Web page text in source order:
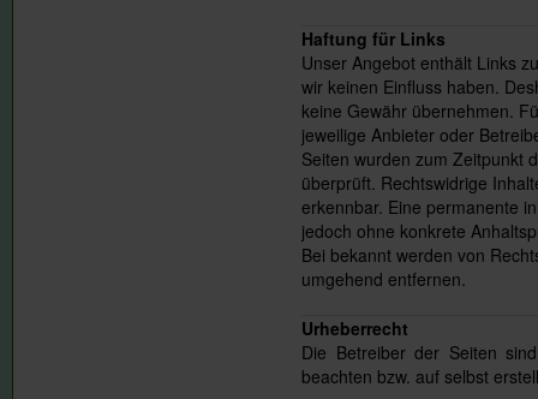
Haftung für Links
Unser Angebot enthält Links
wir keinen Einfluss haben.
keine Gewähr übernehmen.
jeweilige Anbieter oder
Seiten wurden zum Zeitpunkt
überprüft. Rechtswidrige
erkennbar. Eine permanente
jedoch ohne konkrete
Bei bekannt werden von
umgehend entfernen.
Urheberrecht
Die Betreiber der Seiten
beachten bzw. auf selbst